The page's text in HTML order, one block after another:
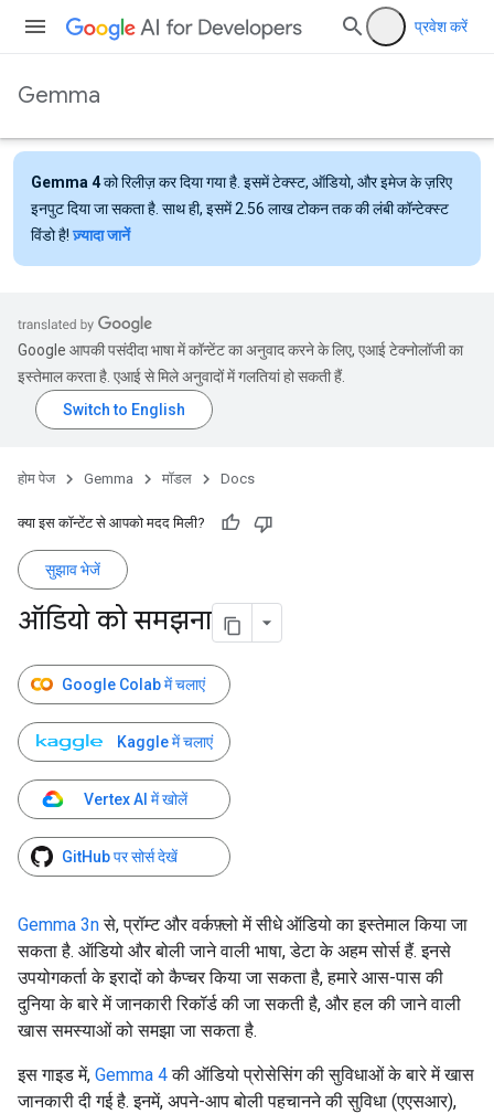
प्रवेश करें
Gemma
Gemma 4को रिलीज़ कर दिया गया है. इसमें टेक्स्ट, ऑडियो, और इमेज के ज़रिए
इनपुट दिया जा सकता है. साथ ही, इसमें 2.56 लाख टोकन तक की लंबी कॉन्टेक्स्ट
विंडो है!ज़्यादा जानें
Google आपकी पसंदीदा भाषा में कॉन्टेंट का अनुवाद करने के लिए, एआई टेक्नोलॉजी का
इस्तेमाल करता है. एआई से मिले अनुवादों में गलतियां हो सकती हैं.
होम पेज Gemma मॉडल Docs
क्या इस कॉन्टेंट से आपको मदद मिली?
सुझाव भेजें
ऑडियो को समझना
Google Colab में चलाएं
Kaggle में चलाएं
Vertex AI में खोलें
GitHub पर सोर्स देखें
Gemma 3nसे, प्रॉम्ट और वर्कफ़्लो में सीधे ऑडियो का इस्तेमाल किया जा
सकता है. ऑडियो और बोली जाने वाली भाषा, डेटा के अहम सोर्स हैं. इनसे
उपयोगकर्ता के इरादों को कैप्चर किया जा सकता है, हमारे आस-पास की
दुनिया के बारे में जानकारी रिकॉर्ड की जा सकती है, और हल की जाने वाली
खास समस्याओं को समझा जा सकता है.
इस गाइड में, Gemma 4की ऑडियो प्रोसेसिंग की सुविधाओं के बारे में खास
जानकारी दी गई है. इनमें, अपने-आप बोली पहचानने की सुविधा (एएसआर),